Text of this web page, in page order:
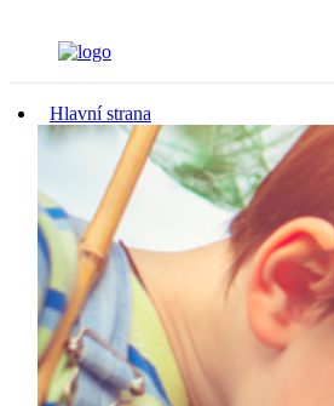
Hlavní strana